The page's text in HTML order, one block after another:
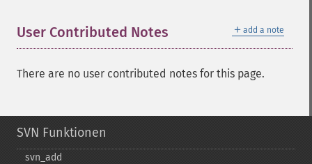
＋ add a note
User Contributed Notes
There are no user contributed notes for this page.
SVN Funktionen
svn_​add